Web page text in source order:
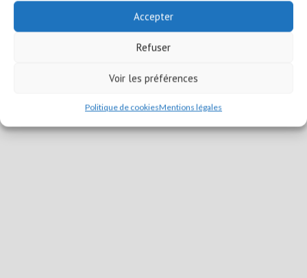
Accepter
Refuser
Voir les préférences
Politique de cookiesMentions légales